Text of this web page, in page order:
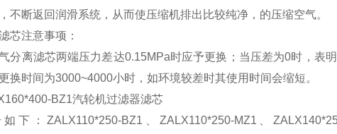
不断返回润滑系统，从而使压缩机排出比较纯净，的压缩空气。
芯注意事项：
分离滤芯两端压力差达0.15MPa时应予更换；当压差为0时，表
换时间为3000~4000小时，如环境较差时其使用时间会缩短。
BZ1汽轮机过滤器滤芯
下：ZALX110*250-BZ1、 ZALX110*250-MZ1 、